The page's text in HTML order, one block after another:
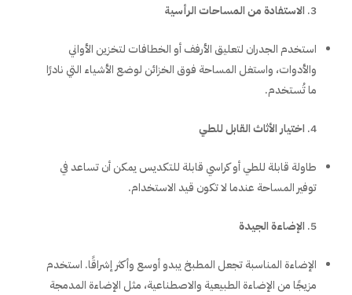
الاستفادة من المساحات الرأسية
استخدم الجدران لتعليق الأرفف أو الخطافات لتخزين الأواني
والأدوات، واستغل المساحة فوق الخزائن لوضع الأشياء التي نادرًا
ما تُستخدم.
اختيار الأثاث القابل للطي
طاولة قابلة للطي أو كراسي قابلة للتكديس يمكن أن تساعد في
توفير المساحة عندما لا تكون قيد الاستخدام.
الإضاءة الجيدة
الإضاءة المناسبة تجعل المطبخ يبدو أوسع وأكثر إشراقًا. استخدم
مزيجًا من الإضاءة الطبيعية والاصطناعية، مثل الإضاءة المدمجة